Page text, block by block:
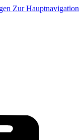
Zur Hauptnavigation